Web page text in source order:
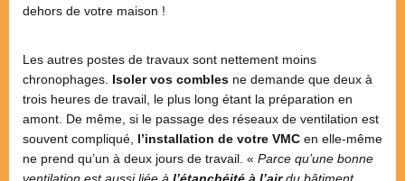
dehors de votre maison !
Les autres postes de travaux sont nettement moins
chronophages. Isoler vos combles ne demande que deux à
trois heures de travail, le plus long étant la préparation en
amont. De même, si le passage des réseaux de ventilation est
souvent compliqué, l’installation de votre VMC en elle-même
ne prend qu’un à deux jours de travail. « Parce qu’une bonne